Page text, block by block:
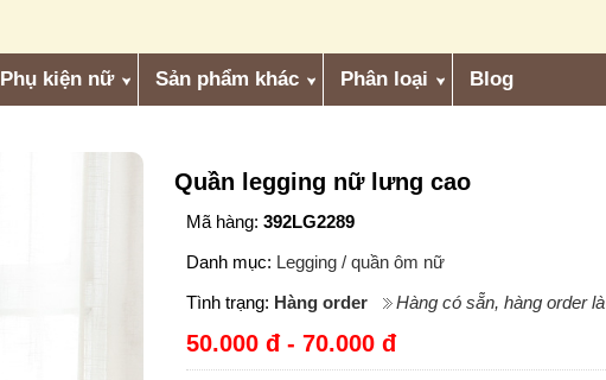
Phụ kiện nữ Sản phẩm khác Phân loại Blog
Quần legging nữ lưng cao
Mã hàng:392LG2289
Danh mục: Legging / quần ôm nữ
Tình trạng: Hàng order Hàng có sẵn, hàng order
50.000 đ - 70.000 đ